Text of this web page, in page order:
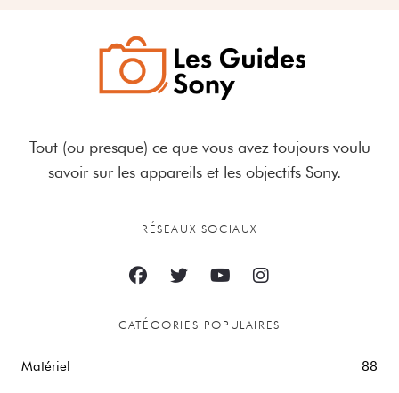
Tout (ou presque) ce que vous avez toujours voulu
savoir sur les appareils et les objectifs Sony.
RÉSEAUX SOCIAUX
CATÉGORIES POPULAIRES
Matériel 88